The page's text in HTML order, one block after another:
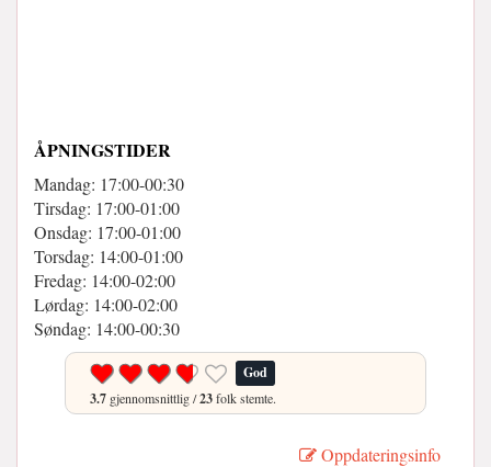
ÅPNINGSTIDER
Mandag: 17:00-00:30
Tirsdag: 17:00-01:00
Onsdag: 17:00-01:00
Torsdag: 14:00-01:00
Fredag: 14:00-02:00
Lørdag: 14:00-02:00
Søndag: 14:00-00:30
God
3.7 gjennomsnittlig /23folk stemte.
Oppdateringsinfo